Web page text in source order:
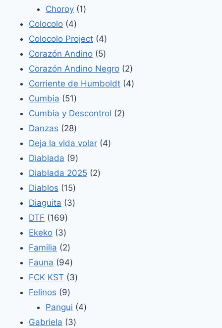
producto
Choroy 11
Colocolo 44
productos
Colocolo Project 44
productos
Corazón Andino 55
productos
Corazón Andino Negro 22
productos
Corriente de Humboldt 44
Cumbia 5151
productos
Cumbia y Descontrol 22
Danzas 2828
productos
Deja la vida volar 44
Diablada 99
productos
Diablada 2025 22
Diablos 1515
productos
Diaguita 33
DTF 169169
productos
Ekeko 33
productos
Familia 22
productos
Fauna 9494
productos
FCK KST 33
Felinos 99
productos
Pangui 44
Gabriela 33